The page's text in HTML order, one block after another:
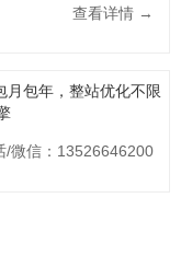
查看详情 →
月包年，整站优化不限
/微信：13526646200